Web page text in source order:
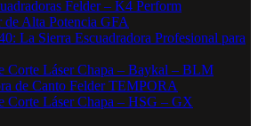
Felder – K4 Perform
de Alta Potencia GFA
La Sierra Escuadradora Profesional para
Corte Láser Chapa – Baykal – BLM
de Canto Felder TEMPORA
Corte Láser Chapa – HSG – GX